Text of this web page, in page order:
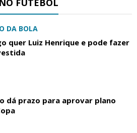
FUTEBOL
DA BOLA
quer Luiz Henrique e pode fazer
dá prazo para aprovar plano